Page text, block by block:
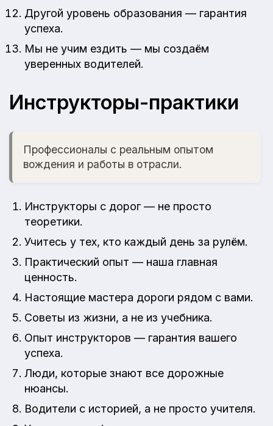
Другой уровень образования — гарантия
успеха.
Мы не учим ездить — мы создаём
уверенных водителей.
Инструкторы-практики
Профессионалы с реальным опытом
вождения и работы в отрасли.
Инструкторы с дорог — не просто
теоретики.
Учитесь у тех, кто каждый день за рулём.
Практический опыт — наша главная
ценность.
Настоящие мастера дороги рядом с вами.
Советы из жизни, а не из учебника.
Опыт инструкторов — гарантия вашего
успеха.
Люди, которые знают все дорожные
нюансы.
Водители с историей, а не просто учителя.